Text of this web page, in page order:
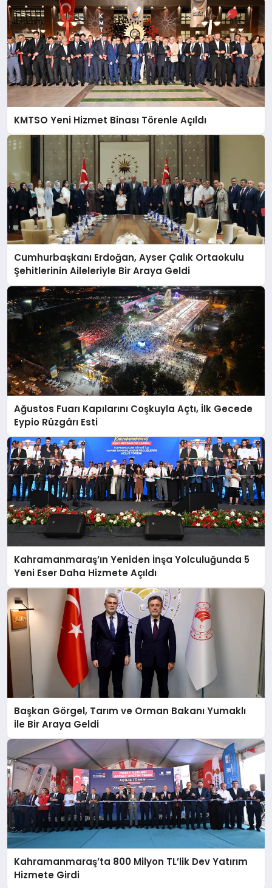
KMTSO Yeni Hizmet Binası Törenle Açıldı
Cumhurbaşkanı Erdoğan, Ayser Çalık Ortaokulu
Şehitlerinin Aileleriyle Bir Araya Geldi
Ağustos Fuarı Kapılarını Coşkuyla Açtı, İlk Gecede
Eypio Rüzgârı Esti
Kahramanmaraş’ın Yeniden İnşa Yolculuğunda 5
Yeni Eser Daha Hizmete Açıldı
Başkan Görgel, Tarım ve Orman Bakanı Yumaklı
ile Bir Araya Geldi
Kahramanmaraş’ta 800 Milyon TL’lik Dev Yatırım
Hizmete Girdi